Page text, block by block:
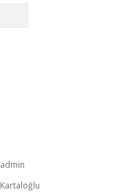
admin
Kartaloğlu